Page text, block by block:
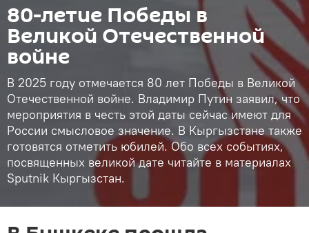
80-летие Победы в
Великой Отечественной
войне
В 2025 году отмечается 80 лет Победы в Великой
Отечественной войне. Владимир Путин заявил, что
мероприятия в честь этой даты сейчас имеют для
России смысловое значение. В Кыргызстане также
готовятся отметить юбилей. Обо всех событиях,
посвященных великой дате читайте в материалах
Sputnik Кыргызстан.